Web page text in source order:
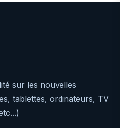
sur les nouvelles
tablettes, ordinateurs, TV